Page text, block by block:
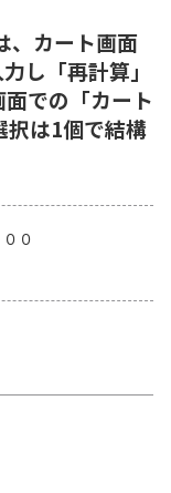
、カート画面
し「再計算」
での「カート
択は1個で結構
０